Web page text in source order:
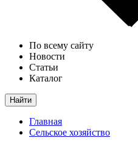
По всему сайту
Новости
Статьи
Каталог
Найти
Главная
Сельское хозяйство